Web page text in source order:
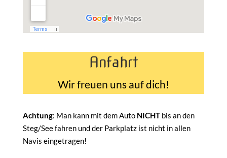
Anfahrt
Wir freuen uns auf dich!
Achtung: Man kann mit dem Auto NICHT bis an den
Steg/See fahren und der Parkplatz ist nicht in allen
Navis eingetragen!